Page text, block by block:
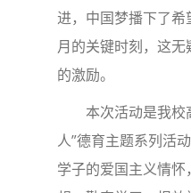
进，中国梦播下了
月的关键时刻，这
的激励。
本次活动是我校
人”德育主题系列活
学子的爱国主义情